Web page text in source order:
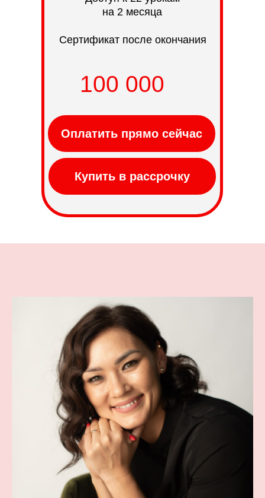
на 2 месяца
Сертификат после окончания
100 000
тг
Оплатить прямо сейчас
Купить в рассрочку